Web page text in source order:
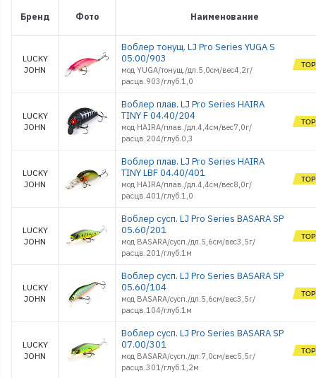
Матрасы и Одеяла
Мотыльницы
Оборудование газовое
Обувь
Оснастки поплавочные
Оснастки фидерные
Очки
Палатки, Тенты, Зонты
Поводки
Подсачеки, садки
Поплавки
Приманки морские
Приманки
силиконовые
походные
Рыбки поролоновые
Санки
Светлячки
Спасжилеты
Бренд Фото Наименование
LUCKY
JOHN
Воблер тонущ. LJ Pro Series YUGA S
05.00/903
мод YUGA/тонущ./дл.5,0см/вес4,2г/
расцв.903/глуб.1,0
LUCKY
JOHN
Воблер плав. LJ Pro Series HAIRA
TINY F 04.40/204
мод HAIRA/плав./дл.4,4см/вес7,0г/
расцв.204/глуб.0,3
LUCKY
JOHN
Воблер плав. LJ Pro Series HAIRA
TINY LBF 04.40/401
мод HAIRA/плав./дл.4,4см/вес8,0г/
расцв.401/глуб.1,0
LUCKY
JOHN
Воблер сусп. LJ Pro Series BASARA SP
05.60/201
мод BASARA/сусп./дл.5,6см/вес3,5г/
расцв.201/глуб.1м
LUCKY
JOHN
Воблер сусп. LJ Pro Series BASARA SP
05.60/104
мод BASARA/сусп./дл.5,6см/вес3,5г/
расцв.104/глуб.1м
LUCKY
JOHN
Воблер сусп. LJ Pro Series BASARA SP
07.00/301
мод BASARA/сусп./дл.7,0см/вес5,5г/
расцв.301/глуб.1,2м